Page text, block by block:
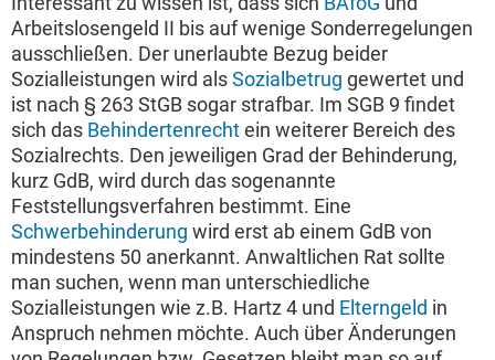
Arbeitslosengeld II bis auf wenige Sonderregelungen
ausschließen. Der unerlaubte Bezug beider
Sozialleistungen wird alsSozialbetrug gewertet und
ist nach § 263 StGB sogar strafbar. Im SGB 9 findet
sich das Behindertenrechtein weiterer Bereich des
Sozialrechts. Den jeweiligen Grad der Behinderung,
kurz GdB, wird durch das sogenannte
Feststellungsverfahren bestimmt. Eine
Schwerbehinderung wird erst ab einem GdB von
mindestens 50 anerkannt. Anwaltlichen Rat sollte
man suchen, wenn man unterschiedliche
Sozialleistungen wie z.B. Hartz 4 und Elterngeld in
Anspruch nehmen möchte. Auch über Änderungen